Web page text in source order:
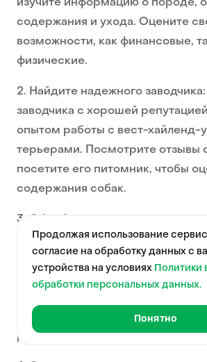
изучите информацию о породе,
содержания и ухода. Оцените
возможности, как финансовые,
физические.
2. Найдите надежного
заводчика с хорошей
опытом работы с вест-хайленд-
терьерами. Посмотрите отзывы
посетите его питомник, чтобы
содержания собак.
3. Общайтесь с заводчиком:
подготовьте список вопросов
здоровье родителей щенка,
генетических заболеваниях и
ваши вопросы и с удовольствием
рекомендации.
Продолжая использование
согласие на обработку данных с
устройства на условиях Политики
обработки персональных данных.
Понятно